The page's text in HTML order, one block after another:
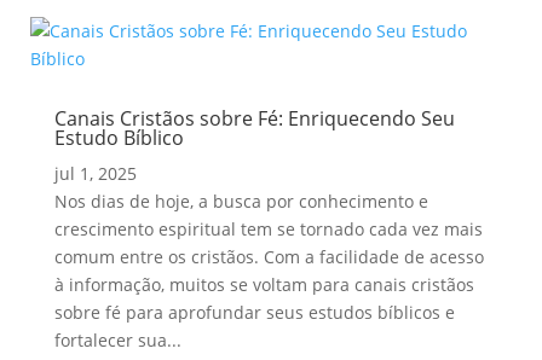
Canais Cristãos sobre Fé: Enriquecendo Seu
Estudo Bíblico
jul 1, 2025
Nos dias de hoje, a busca por conhecimento e
crescimento espiritual tem se tornado cada vez mais
comum entre os cristãos. Com a facilidade de acesso
à informação, muitos se voltam para canais cristãos
sobre fé para aprofundar seus estudos bíblicos e
fortalecer sua...